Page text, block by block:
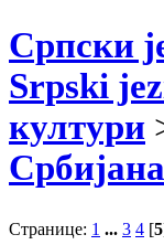
Српски
Srpski
култури
Странице: 1 ... 3 4 [5